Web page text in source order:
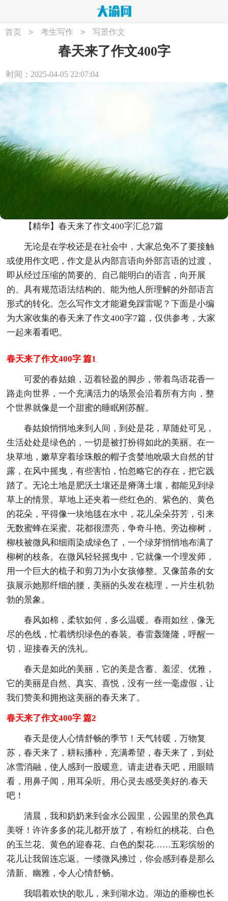
首页 > 考生写作 > 写景作文
春天来了作文400字
时间：2025-04-05 22:07:04
【精华】春天来了作文400字汇总7篇
无论是在学校还是在社会中，大家总免不了要接触
或使用作文吧，作文是从内部言语向外部言语的过渡，
即从经过压缩的简要的、自己能明白的语言，向开展
的、具有规范语法结构的、能为他人所理解的外部语言
形式的转化。怎么写作文才能避免踩雷呢？下面是小编
为大家收集的春天来了作文400字7篇，仅供参考，大家
一起来看看吧。
春天来了作文400字 篇1
可爱的春姑娘，迈着轻盈的脚步，带着鸟语花香一
路走向世界，一个充满活力的场景会沿着所有方向，整
个世界就像是一个甜蜜的睡眠刚苏醒。
春姑娘悄悄地来到人间，到处是花，草随处可见，
生活处处是绿色的，一切是被打扮得如此的美丽。在一
块草地，嫩草穿着珍珠般的帽子贪婪地吮吸大自然的甘
露，在风中摇曳，有些害怕，怕忽略它的存在，把它践
踏了。无论土地是肥沃土壤还是瘠薄土壤，都能见到绿
草上的情景。草地上还夹着一些红色的、紫色的、黄色
的花朵，平得像一块地毯在水中，花儿朵朵芬芳，引来
无数蜜蜂在采蜜。花都很漂亮，争奇斗艳。旁边柳树，
柳枝被微风和细雨染成绿色了，一个绿芽悄悄地布满了
柳树的枝条。在微风轻轻摇曳中，它就像一个理发师，
用一个巨大的梳子和剪刀为小女孩修整。又像苗条的女
孩展示她那纤细的腰，美丽的头发在梳理，一片生机勃
勃的景象。
春风如棉，柔软如何，多么温暖。春雨如丝，像无
尽的色线，忙着绣织绿色的春装。春雷轰隆隆，呼醒一
切，迎接春天的洗礼。
春天是如此的美丽，它的美是含蓄、羞涩、优雅，
它的美丽是自然、真实、喜悦，没有一丝一毫虚假，让
我们赞美和拥抱这美丽的春天来了。
春天来了作文400字 篇2
春天是使人心情舒畅的季节！天气转暖，万物复
苏，春天来了，耕耘播种，充满希望，春天来了，到处
冰雪消融，使人感到一股暖意。请走进春天吧，用眼睛
看，用鼻子闻，用耳朵听。用心灵去感受美好的.春天
吧！
清晨，我和奶奶来到金水公园里，公园里的景色真
美呀！许许多多的花儿都开放了，有粉红的桃花、白色
的玉兰花、黄色的迎春花、白色的梨花……五彩缤纷的
花儿让我留连忘返。一缕微风拂过，你会感到春是那么
清新、幽雅，令人心情舒畅。
我唱着欢快的歌儿，来到湖水边。湖边的垂柳也长